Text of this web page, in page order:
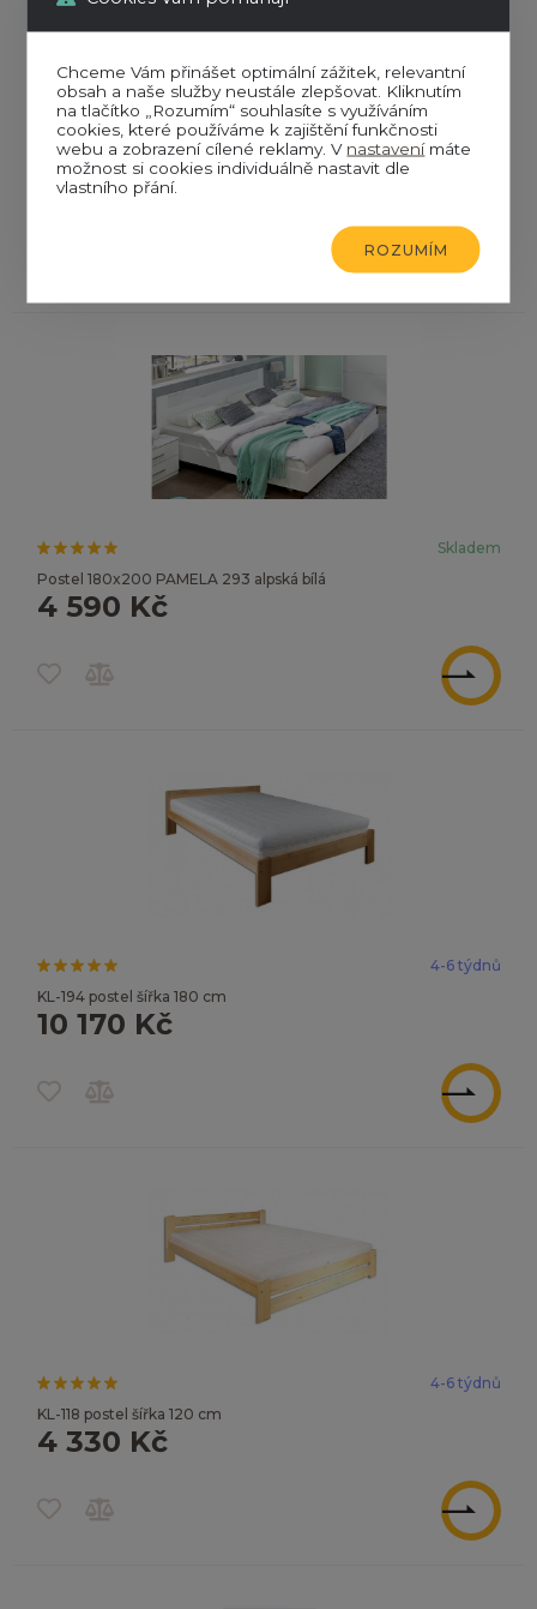
Dřevěná postel Leboron
26 992 Kč
ZOBRAZIT
Skladem
Postel 180x200 PAMELA 293 alpská bílá
4 590 Kč
ZOBRAZIT
4-6 týdnů
KL-194 postel šířka 180 cm
10 170 Kč
ZOBRAZIT
4-6 týdnů
KL-118 postel šířka 120 cm
4 330 Kč
ZOBRAZIT
Chceme Vám přinášet optimální zážitek, relevantní
obsah a naše služby neustále zlepšovat. Kliknutím
na tlačítko „Rozumím“ souhlasíte s využíváním
cookies, které používáme k zajištění funkčnosti
webu a zobrazení cílené reklamy. V nastavenímáte
možnost si cookies individuálně nastavit dle
vlastního přání.
ROZUMÍM